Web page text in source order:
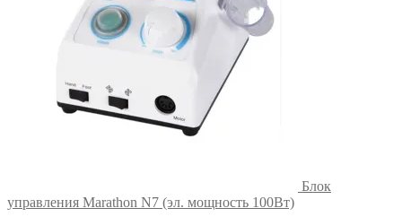
Блок
управления Marathon N7 (эл. мощность 100Вт)